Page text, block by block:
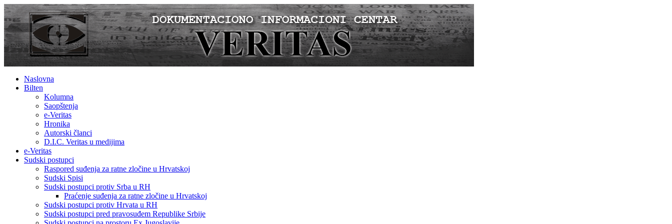
Naslovna
Bilten
Kolumna
Saopštenja
e-Veritas
Hronika
Autorski članci
D.I.C. Veritas u medijima
e-Veritas
Sudski postupci
Raspored suđenja za ratne zločine u Hrvatskoj
Sudski Spisi
Sudski postupci protiv Srba u RH
Praćenje suđenja za ratne zločine u Hrvatskoj
Sudski postupci protiv Hrvata u RH
Sudski postupci pred pravosuđem Republike Srbije